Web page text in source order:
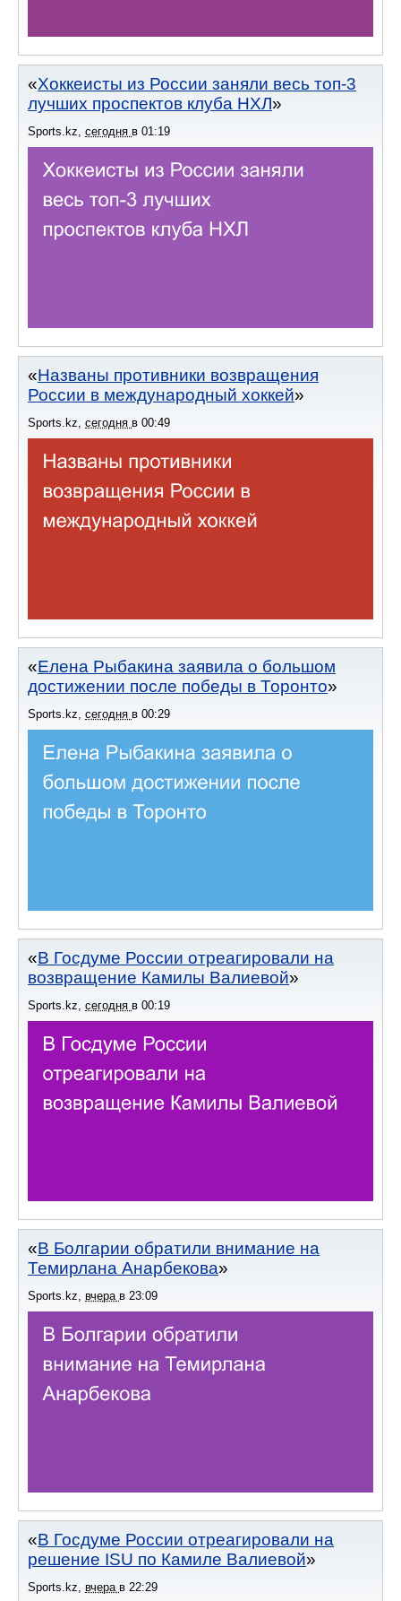
Хоккеисты из России заняли весь топ-3
лучших проспектов клуба НХЛ
Sports.kz, сегодня в 01:19
Названы противники возвращения
России в международный хоккей
Sports.kz сегодня в 00:49
Елена Рыбакина заявила о большом
достижении после победы в Торонто
Sports.kz сегодня в 00:29
В Госдуме России отреагировали на
возвращение Камилы Валиевой
Sports.kz сегодня в 00:19
В Болгарии обратили внимание на
Темирлана Анарбекова
Sports.kz, вчера в 23:09
В Госдуме России отреагировали на
решение ISU по Камиле Валиевой
Sports.kz, вчера в 22:29